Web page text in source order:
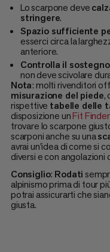
Lo scarpone deve
stringere.
Spazio sufficiente
esserci circa la
anteriore.
Controlla il
non deve scivolare
Nota: molti rivenditori
misurazione del piede,
rispettive tabelle delle
disposizione unFit
trovare lo scarpone
scarponi anche su una
avrai un'idea di come si
diversi e con angolazioni
Consiglio: Rodati
alpinismo prima di tour
potrai assicurarti che
giusta.